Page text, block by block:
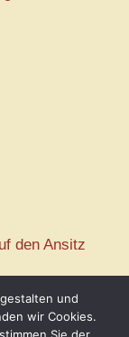
den Ansitz
und
wir Cookies.